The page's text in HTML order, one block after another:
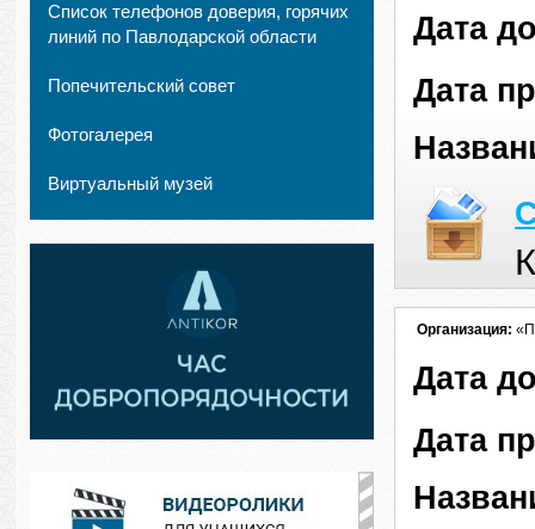
Список телефонов доверия, горячих
линий по Павлодарской области
Попечительский совет
Фотогалерея
Виртуальный музей
Дата
Дата
Организация:
Дата
Дата